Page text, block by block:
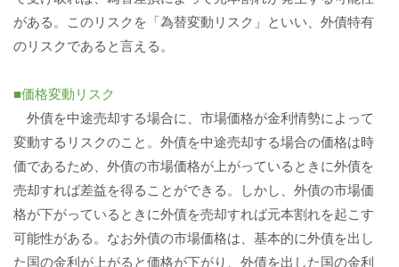
がある。このリスクを「為替変動リスク」といい、外債特有
のリスクであると言える。
■価格変動リスク
外債を中途売却する場合に、市場価格が金利情勢によって
変動するリスクのこと。外債を中途売却する場合の価格は時
価であるため、外債の市場価格が上がっているときに外債を
売却すれば差益を得ることができる。しかし、外債の市場価
格が下がっているときに外債を売却すれば元本割れを起こす
可能性がある。なお外債の市場価格は、基本的に外債を出し
た国の金利が上がると価格が下がり、外債を出した国の金利